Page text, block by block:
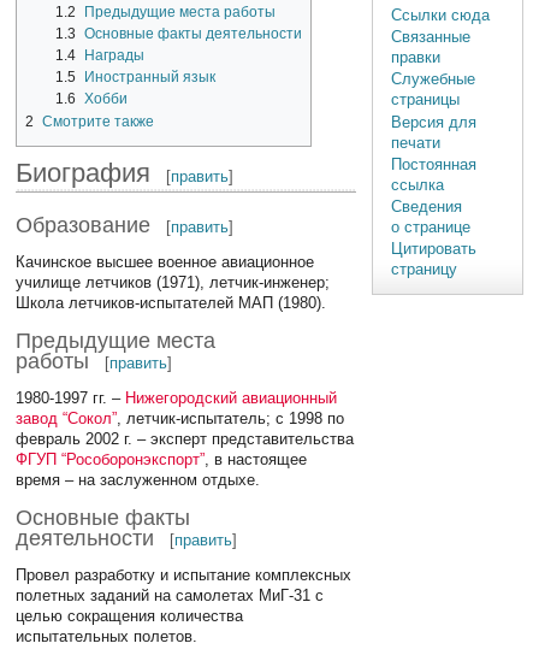
1.2
Предыдущие места работы
1.3 Основные факты деятельности
1.4
Награды
1.5
Иностранный язык
1.6 Хобби
2
Смотрите также
Биография [править]
Образование [править]
Качинское высшее военное авиационное
училище летчиков (1971), летчик-инженер;
Школа летчиков-испытателей МАП (1980).
Предыдущие места
работы
[править]
1980-1997 гг. – Нижегородский авиационный
завод “Сокол”, летчик-испытатель; с 1998 по
февраль 2002 г. – эксперт представительства
ФГУП “Рособоронэкспорт”, в настоящее
время – на заслуженном отдыхе.
Основные факты
деятельности
[править]
Провел разработку и испытание комплексных
полетных заданий на самолетах МиГ-31 с
целью сокращения количества
испытательных полетов.
Ссылки сюда
Связанные
правки
Служебные
страницы
Версия для
печати
Постоянная
ссылка
Сведения
о странице
Цитировать
страницу